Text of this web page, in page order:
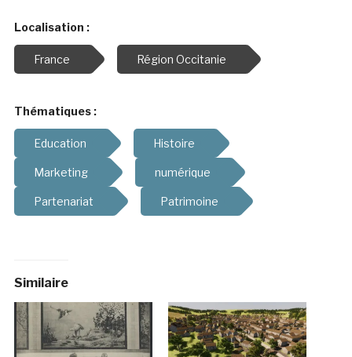
Localisation :
France Région Occitanie
Thématiques :
Education Histoire
Marketing numérique
Partenariat Patrimoine
Similaire